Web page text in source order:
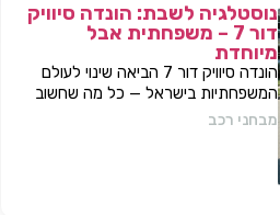
נוסטלגיה לשבת: הונדה סיוויק
דור 7 – משפחתית אבל
מיוחדת
הונדה סיוויק דור 7 הביאה שינוי לעולם
המשפחתיות בישראל — כל מה שחשוב
לדעת, מפרטים ועד השפעות על השוק
מבחני רכב